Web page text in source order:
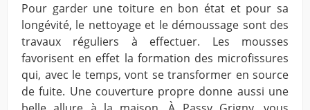
Pour garder une toiture en bon état et pour sa
longévité, le nettoyage et le démoussage sont des
travaux réguliers à effectuer. Les mousses
favorisent en effet la formation des microfissures
qui, avec le temps, vont se transformer en source
de fuite. Une couverture propre donne aussi une